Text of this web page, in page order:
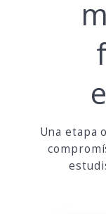
Una etapa